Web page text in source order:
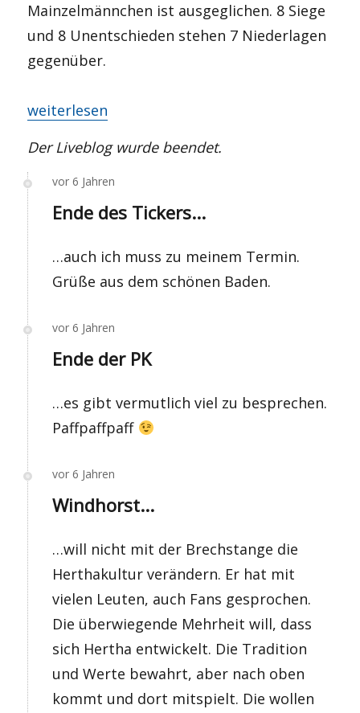
Mainzelmännchen ist ausgeglichen. 8 Siege
und 8 Unentschieden stehen 7 Niederlagen
gegenüber.
„LIVE: Hertha gegen Mainz“
weiterlesen
Der Liveblog wurde beendet.
vor 6 Jahren
Ende des Tickers...
…auch ich muss zu meinem Termin.
Grüße aus dem schönen Baden.
vor 6 Jahren
Ende der PK
…es gibt vermutlich viel zu besprechen.
Paffpaffpaff
vor 6 Jahren
Windhorst...
…will nicht mit der Brechstange die
Herthakultur verändern. Er hat mit
vielen Leuten, auch Fans gesprochen.
Die überwiegende Mehrheit will, dass
sich Hertha entwickelt. Die Tradition
und Werte bewahrt, aber nach oben
kommt und dort mitspielt. Die wollen